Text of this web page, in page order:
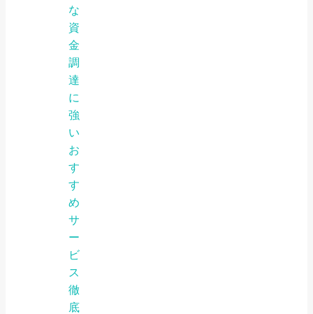
な
資
金
調
達
に
強
い
お
す
す
め
サ
ー
ビ
ス
徹
底